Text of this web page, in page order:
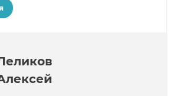
и процессуальные нарушения.